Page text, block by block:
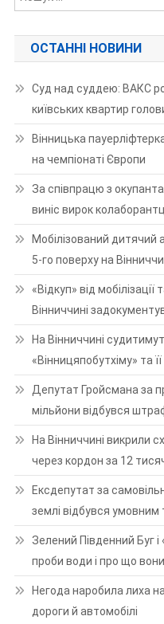
ОСТАННІ НОВИНИ
Суд над суддею: ВАКС
київських квартир
Вінницька
на чемпіонаті Європи
За співпрацю з
виніс вирок
Мобілізований дитячий
5-го поверху на
«Відкуп» від
Вінниччині
На Вінниччині
«Вінницяпобутхіму» та
Депутат Гройсмана за
мільйони відбувся
На Вінниччині викрили
через кордон за 12
Ексдепутат за
землі відбувся умовним
Зелений Південний Буг і
проби води і про що
Негода наробила лиха
дороги й автомобілі